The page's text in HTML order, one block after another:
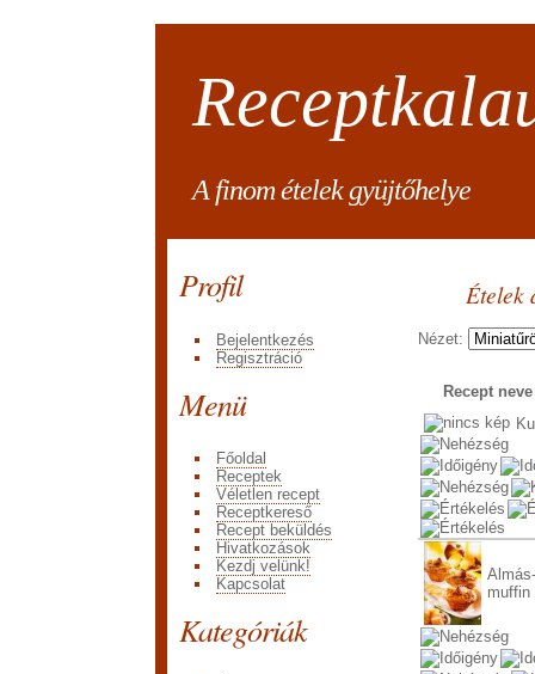
A finom ételek gyüjtőhelye
Profil
Bejelentkezés
Regisztráció
Menü
Főoldal
Receptek
Véletlen recept
Receptkereső
Recept beküldés
Hivatkozások
Kezdj velünk!
Kapcsolat
Kategóriák
Ételek
Nézet:
Recept
muffin